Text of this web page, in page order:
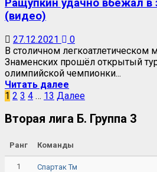
Ращупкин удачно вбежал в
(видео)
27.12.2021
0
В столичном
Знаменских прошёл открытый
олимпийской чемпионки...
Читать далее
1 2 3 4 … 13 Далее
Вторая лига Б. Группа 3
Ранг Команды
1 Спартак Тм